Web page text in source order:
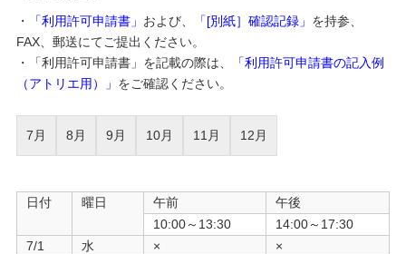
・ 「利用許可申請書」 および、 「[別紙］確認記録」 を持参、
FAX、郵送にてご提出ください。
・「利用許可申請書」を記載の際は、
「利用許可申請書の記入例
（アトリエ用）」 をご確認ください。
7月 8月 9月 10月 11月 12月
日付 曜日 午前
午後
10:00～13:30
14:00～17:30
7/1
水 ×
×